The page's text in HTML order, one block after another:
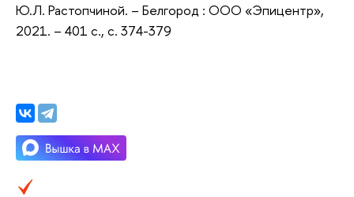
Ю.Л. Растопчиной. – Белгород : ООО «Эпицентр»,
2021. – 401 с., с. 374-379